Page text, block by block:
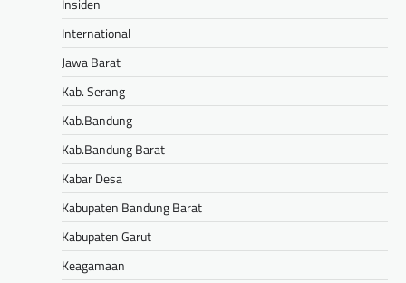
International
Jawa Barat
Kab. Serang
Kab.Bandung
Kab.Bandung Barat
Kabar Desa
Kabupaten Bandung Barat
Kabupaten Garut
Keagamaan